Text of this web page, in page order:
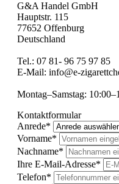
G&A Handel GmbH
Hauptstr. 115
77652 Offenburg
Deutschland
Tel.: 07 81- 96 75 97 85
E-Mail: info@e-
Montag–Samstag:
Kontaktformular
Anrede*
Vorname*
Nachname*
Ihre E-Mail-Adresse*
Telefon*